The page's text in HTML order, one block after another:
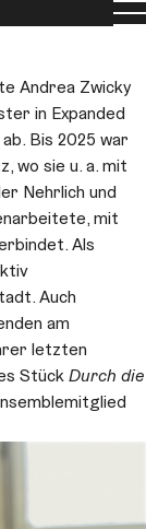
Andrea Zwicky
in Expanded
Bis 2025 war
wo sie u. a. mit
Nehrlich und
mit
Als
Auch
am
letzten
StückDurch die